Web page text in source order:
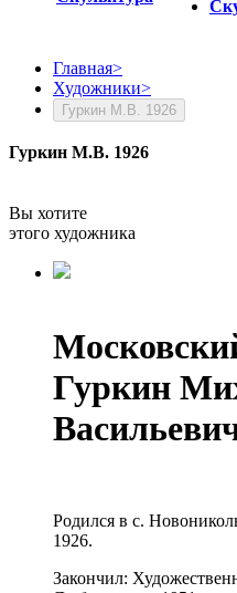
Главная>
Художники>
Гуркин М.В. 1926
Гуркин М.В. 1926
Вы хотите
этого художника
Гуркин
Родился в с.
1926.
Закончил: